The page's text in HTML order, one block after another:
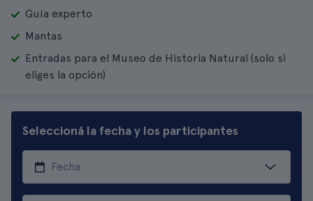
Guía experto
Mantas
Entradas para el Museo de Historia Natural (solo si
eliges la opción)
Seleccioná la fecha y los participantes